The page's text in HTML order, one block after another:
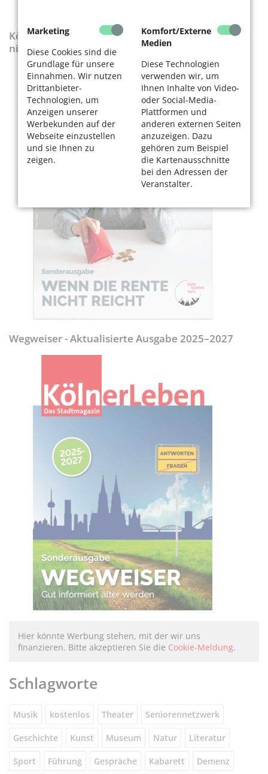
Marketing
Diese Cookies sind die
Grundlage für unsere
Einnahmen. Wir nutzen
Drittanbieter-
Technologien, um
Anzeigen unserer
Werbekunden auf der
Webseite einzustellen
und sie Ihnen zu
zeigen.
Komfort/Externe
Medien
Diese Technologien
verwenden wir, um
Ihnen Inhalte von Video-
oder Social-Media-
Plattformen und
anderen externen Seiten
anzuzeigen. Dazu
gehören zum Beispiel
die Kartenausschnitte
bei den Adressen der
Veranstalter.
KölnerLeben-Sonderausgabe „Wenn die Rente
nicht reicht“
Wegweiser - Aktualisierte Ausgabe 2025–2027
Hier könnte Werbung stehen, mit der wir uns
finanzieren. Bitte akzeptieren Sie die Cookie-Meldung.
Schlagworte
Musik kostenlos Theater Seniorennetzwerk
Geschichte Kunst Museum Natur Literatur
Sport Führung Gespräche Kabarett Demenz